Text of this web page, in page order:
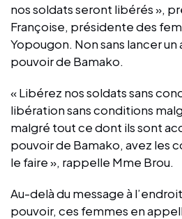
nos soldats seront libérés »,
Françoise, présidente des
Yopougon. Non sans lancer
pouvoir de Bamako.
« Libérez nos soldats sans
libération sans conditions
malgré tout ce dont ils sont
pouvoir de Bamako, avez les
le faire », rappelle Mme Brou.
Au-delà du message à
pouvoir, ces femmes en